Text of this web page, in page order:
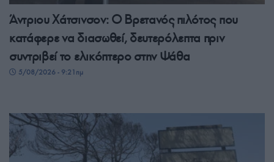
Άντριου Χάτσινσον: Ο Βρετανός πιλότος που
κατάφερε να διασωθεί, δευτερόλεπτα πριν
συντριβεί το ελικόπτερο στην Ψάθα
5/08/2026 - 9:21πμ